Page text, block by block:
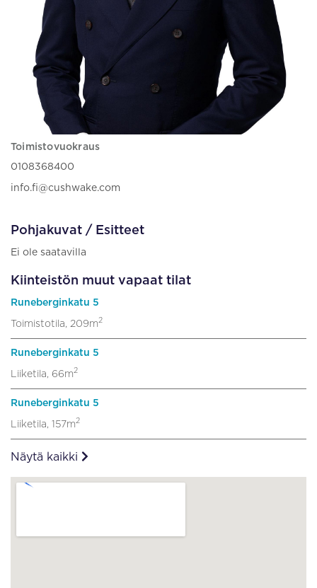
Toimistovuokraus
0108368400
info.fi@cushwake.com
Pohjakuvat / Esitteet
Ei ole saatavilla
Kiinteistön muut vapaat tilat
Runeberginkatu 5
Toimistotila, 209m2
Runeberginkatu 5
Liiketila, 66m2
Runeberginkatu 5
Liiketila, 157m2
Näytä kaikki